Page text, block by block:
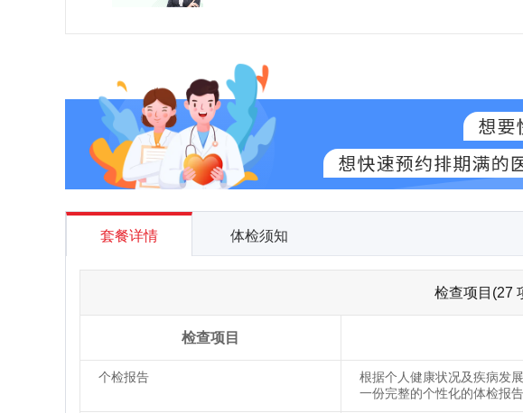
套餐详情 体检须知
检查项目(27
检查项目
个检报告
根据个人健康状况及疾病发
一份完整的个性化的体检报